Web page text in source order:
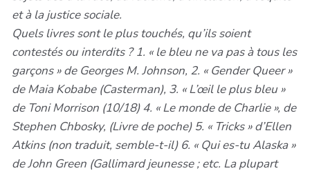
et à la justice sociale.
Quels livres sont le plus touchés, qu’ils soient
contestés ou interdits ? 1. « le bleu ne va pas à tous les
garçons » de Georges M. Johnson, 2. « Gender Queer »
de Maia Kobabe (Casterman), 3. « L’œil le plus bleu »
de Toni Morrison (10/18) 4. « Le monde de Charlie », de
Stephen Chbosky, (Livre de poche) 5. « Tricks » d’Ellen
Atkins (non traduit, semble-t-il) 6. « Qui es-tu Alaska »
de John Green (Gallimard jeunesse ; etc. La plupart